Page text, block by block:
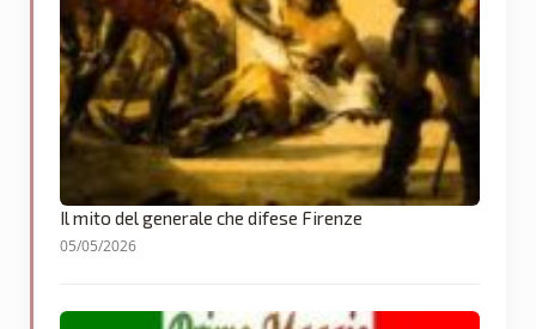
Il mito del generale che difese Firenze
05/05/2026